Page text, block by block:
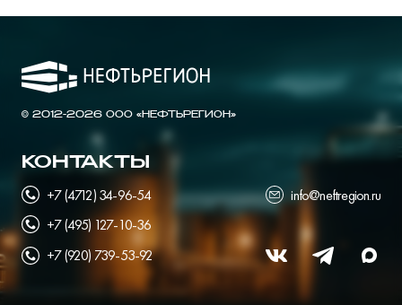
© 2012-2026 ООО «НЕФТЬРЕГИОН»
КОНТАКТЫ
+7 (4712) 34-96-54
+7 (495) 127-10-36
+7 (920) 739-53-92
info@neftregion.ru